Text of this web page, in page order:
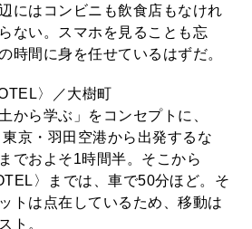
にはコンビニも飲食店もなけれ
ない。スマホを見ることも忘
時間に身を任せているはずだ。
〉／大樹町
から学ぶ」をコンセプトに、
京・羽田空港から出発するな
でおよそ1時間半。そこから
〉までは、車で50分ほど。そ
トは点在しているため、移動は
ト。